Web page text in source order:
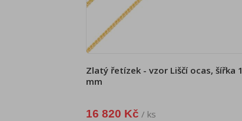
Zlatý řetízek - vzor Liščí ocas, šířka 1
mm
16 820 Kč / ks